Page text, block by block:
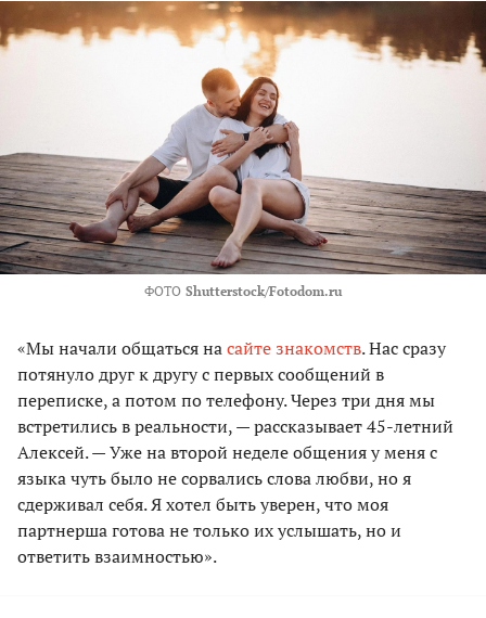
ФОТО Shutterstock/Fotodom.ru
«Мы начали общаться насайте знакомств. Нас сразу
потянуло друг к другу с первых сообщений в
переписке, а потом по телефону. Через три дня мы
встретились в реальности, — рассказывает 45-летний
Алексей. — Уже на второй неделе общения у меня с
языка чуть было не сорвались слова любви, но я
сдерживал себя. Я хотел быть уверен, что моя
партнерша готова не только их услышать, но и
ответить взаимностью».